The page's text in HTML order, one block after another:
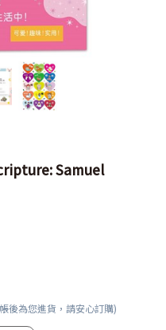
Samuel
後為您進貨，請安心訂購)